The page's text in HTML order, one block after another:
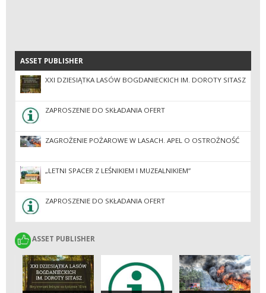
ASSET PUBLISHER
ASSET PUBLISHER
XXI DZIESIĄTKA LASÓW BOGDANIECKICH IM. DOROTY SITASZ
ZAPROSZENIE DO SKŁADANIA OFERT
ZAGROŻENIE POŻAROWE W LASACH. APEL O OSTROŻNOŚĆ
„LETNI SPACER Z LEŚNIKIEM I MUZEALNIKIEM”
ZAPROSZENIE DO SKŁADANIA OFERT
ASSET PUBLISHER
ASSET PUBLISHER